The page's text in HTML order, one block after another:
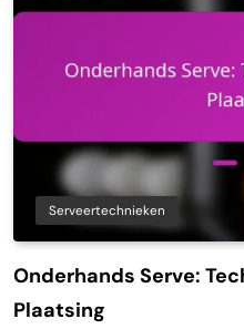
Serveertechnieken
Onderhands Serve:
Plaatsing